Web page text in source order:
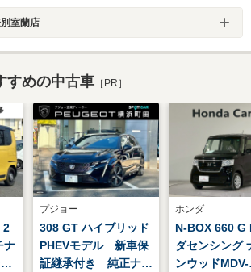
室蘭店
すめの中古車 ［PR］
2
ナ
プジョー
308 GT ハイブリッド
PHEVモデル 新車保
証継承付き 純正ナ
ホンダ
N-BOX 660 G
ダセンシング
ンウッドMDV-